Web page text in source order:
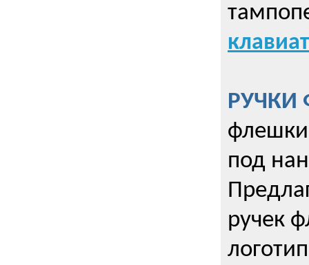
РУЧКИ
флешки
под
ручек